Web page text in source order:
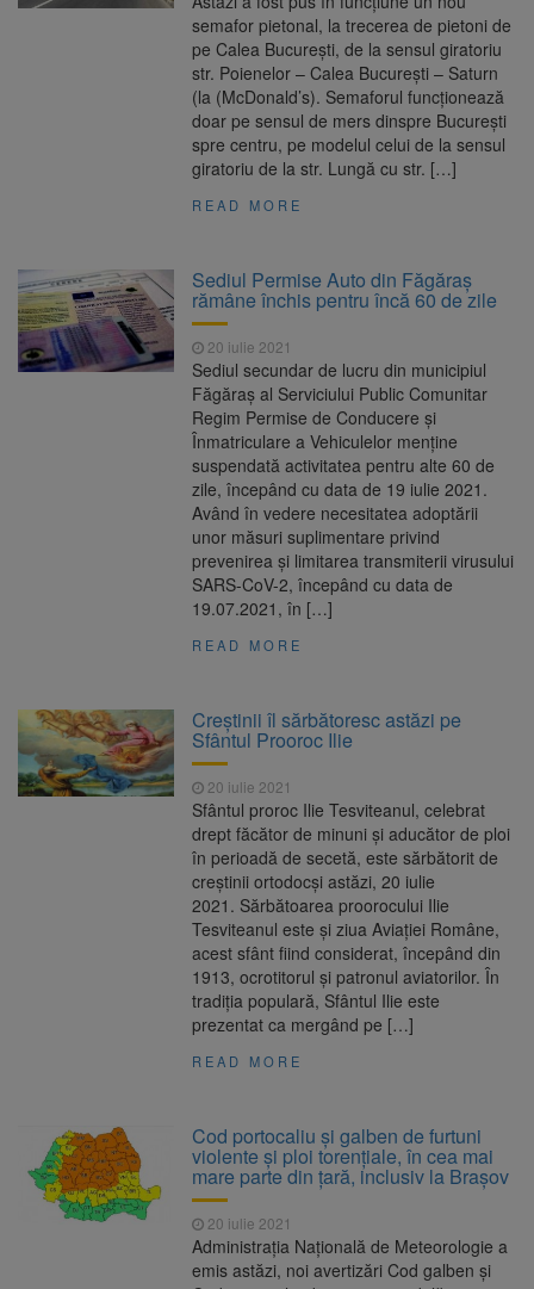
semafor pietonal, la trecerea de pietoni de
pe Calea București, de la sensul giratoriu
str. Poienelor – Calea București – Saturn
(la (McDonald’s). Semaforul funcționează
doar pe sensul de mers dinspre București
spre centru, pe modelul celui de la sensul
giratoriu de la str. Lungă cu str. […]
READ MORE
Sediul Permise Auto din Făgăraș
rămâne închis pentru încă 60 de zile
20 iulie 2021
Sediul secundar de lucru din municipiul
Făgăraș al Serviciului Public Comunitar
Regim Permise de Conducere și
Înmatriculare a Vehiculelor menține
suspendată activitatea pentru alte 60 de
zile, începând cu data de 19 iulie 2021.
Având în vedere necesitatea adoptării
unor măsuri suplimentare privind
prevenirea și limitarea transmiterii virusului
SARS-CoV-2, începând cu data de
19.07.2021, în […]
READ MORE
Creştinii îl sărbătoresc astăzi pe
Sfântul Prooroc Ilie
20 iulie 2021
Sfântul proroc Ilie Tesviteanul, celebrat
drept făcător de minuni şi aducător de ploi
în perioadă de secetă, este sărbătorit de
creștinii ortodocși astăzi, 20 iulie
2021. Sărbătoarea proorocului Ilie
Tesviteanul este şi ziua Aviaţiei Române,
acest sfânt fiind considerat, începând din
1913, ocrotitorul şi patronul aviatorilor. În
tradiţia populară, Sfântul Ilie este
prezentat ca mergând pe […]
READ MORE
Cod portocaliu și galben de furtuni
violente și ploi torențiale, în cea mai
mare parte din țară, inclusiv la Brașov
20 iulie 2021
Administraţia Naţională de Meteorologie a
emis astăzi, noi avertizări Cod galben şi